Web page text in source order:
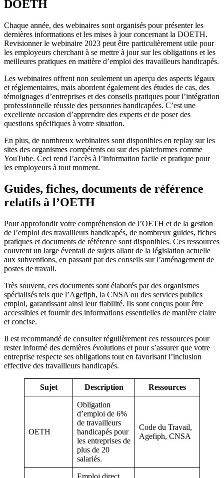
DOETH
Chaque année, des webinaires sont organisés pour présenter les
dernières informations et les mises à jour concernant la DOETH.
Revisionner le webinaire 2023 peut être particulièrement utile pour
les employeurs cherchant à se mettre à jour sur les obligations et les
meilleures pratiques en matière d’emploi des travailleurs handicapés.
Les webinaires offrent non seulement un aperçu des aspects légaux
et réglementaires, mais abordent également des études de cas, des
témoignages d’entreprises et des conseils pratiques pour l’intégration
professionnelle réussie des personnes handicapées. C’est une
excellente occasion d’apprendre des experts et de poser des
questions spécifiques à votre situation.
En plus, de nombreux webinaires sont disponibles en replay sur les
sites des organismes compétents ou sur des plateformes comme
YouTube. Ceci rend l’accès à l’information facile et pratique pour
les employeurs à tout moment.
Guides, fiches, documents de référence
relatifs à l’OETH
Pour approfondir votre compréhension de l’OETH et de la gestion
de l’emploi des travailleurs handicapés, de nombreux guides, fiches
pratiques et documents de référence sont disponibles. Ces ressources
couvrent un large éventail de sujets allant de la législation actuelle
aux subventions, en passant par des conseils sur l’aménagement de
postes de travail.
Très souvent, ces documents sont élaborés par des organismes
spécialisés tels que l’Agefiph, la CNSA ou des services publics
emploi, garantissant ainsi leur fiabilité. Ils sont conçus pour être
accessibles et fournir des informations essentielles de manière claire
et concise.
Il est recommandé de consulter régulièrement ces ressources pour
rester informé des dernières évolutions et pour s’assurer que votre
entreprise respecte ses obligations tout en favorisant l’inclusion
effective des travailleurs handicapés.
Sujet Description Ressources
OETH
Obligation
d’emploi de 6%
de travailleurs
handicapés pour
les entreprises de
plus de 20
salariés.
Code du Travail,
Agefiph, CNSA
Emploi direct,